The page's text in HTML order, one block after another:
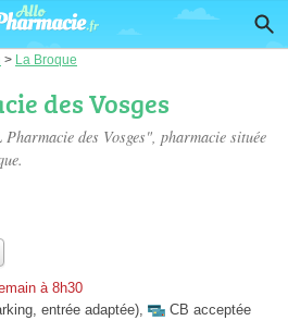
> La Broque
des Vosges
des Vosges", pharmacie située
à 8h30
entrée adaptée), CB acceptée